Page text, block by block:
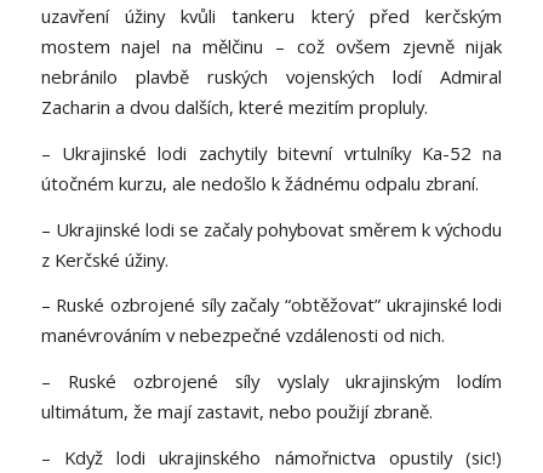
uzavření úžiny kvůli tankeru který před kerčským
mostem najel na mělčinu – což ovšem zjevně nijak
nebránilo plavbě ruských vojenských lodí Admiral
Zacharin a dvou dalších, které mezitím propluly.
– Ukrajinské lodi zachytily bitevní vrtulníky Ka-52 na
útočném kurzu, ale nedošlo k žádnému odpalu zbraní.
– Ukrajinské lodi se začaly pohybovat směrem k východu
z Kerčské úžiny.
– Ruské ozbrojené síly začaly “obtěžovat” ukrajinské lodi
manévrováním v nebezpečné vzdálenosti od nich.
– Ruské ozbrojené síly vyslaly ukrajinským lodím
ultimátum, že mají zastavit, nebo použijí zbraně.
– Když lodi ukrajinského námořnictva opustily (sic!)